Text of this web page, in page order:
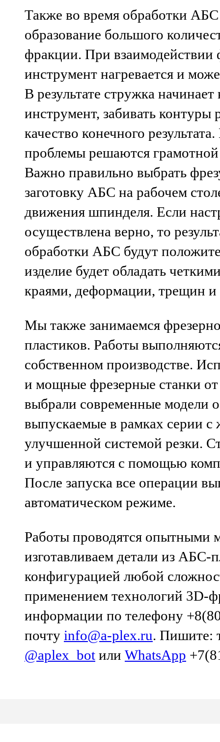
Также во время обработки
образование большого
фракции. При взаимодействии
инструмент нагревается и
В результате стружка
инструмент, забивать контуры
качество конечного
проблемы решаются грамотной
Важно правильно выбрать
заготовку АБС на рабочем
движения шпинделя. Если
осуществлена верно, то
обработки АБС будут
изделие будет обладать
краями, деформации, трещин и
Мы также занимаемся
пластиков. Работы
собственном производстве.
и мощные фрезерные станки
выбрали современные модели
выпускаемые в рамках серии с
улучшенной системой резки.
и управляются с помощью
После запуска все операции
автоматическом режиме.
Работы проводятся опытными
изготавливаем детали из АБС-
конфигурацией любой
применением технологий 3D-
информации по телефону
почту info@a-plex.ru. Пишите:
@aplex_bot или WhatsApp